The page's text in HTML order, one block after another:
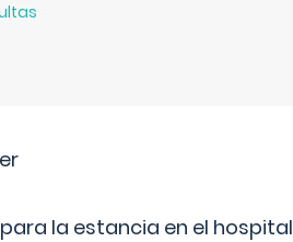
la estancia en el hospital